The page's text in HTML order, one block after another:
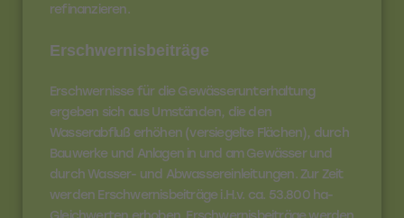
refinanzieren.
Erschwernisbeiträge
Erschwernisse für die Gewässerunterhaltung
ergeben sich aus Umständen, die den
Wasserabfluß erhöhen (versiegelte Flächen), durch
Bauwerke und Anlagen in und am Gewässer und
durch Wasser- und Abwassereinleitungen. Zur Zeit
werden Erschwernisbeiträge i.H.v. ca. 53.800 ha-